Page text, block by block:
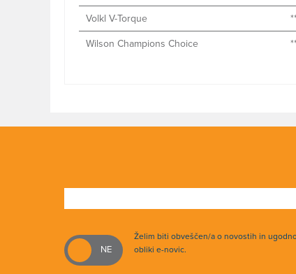
Volkl V-Torque
Wilson Champions Choice
Želim biti obveščen/a o novostih in
obliki e-novic.